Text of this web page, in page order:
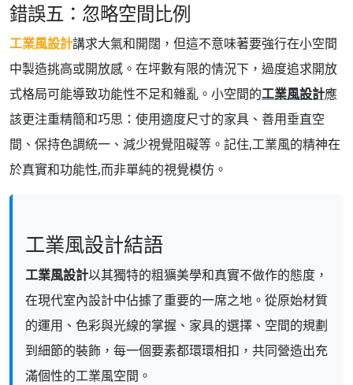
錯誤五：忽略空間比例
工業風設計講求大氣和開闊，但這不意味著要強行在小空間
中製造挑高或開放感。在坪數有限的情況下，過度追求開放
式格局可能導致功能性不足和雜亂。小空間的工業風設計應
該更注重精簡和巧思：使用適度尺寸的家具、善用垂直空
間、保持色調統一、減少視覺阻礙等。記住,工業風的精神在
於真實和功能性,而非單純的視覺模仿。
工業風設計結語
工業風設計以其獨特的粗獷美學和真實不做作的態度，
在現代室內設計中佔據了重要的一席之地。從原始材質
的運用、色彩與光線的掌握、家具的選擇、空間的規劃
到細節的裝飾，每一個要素都環環相扣，共同營造出充
滿個性的工業風空間。